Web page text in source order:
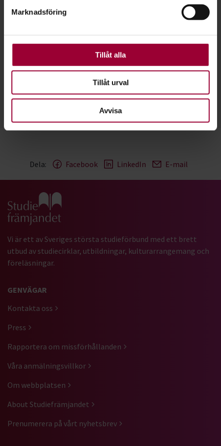
För att du ska få en så bra upplevelse som möjligt
Marknadsföring
Tillåt alla
Tillåt urval
Avvisa
Manuela de Gouveia
Folkbildningsutvecklare
08-555 352 40
Dela: Facebook LinkedIn E-mail
Gå till studiefrämjandets startsida
Vi är ett av Sveriges största studieförbund med ett brett
utbud av studiecirklar, utbildningar, kulturarrangemang och
föreläsningar.
GENVÄGAR
Kontakta oss
Press
Rapportera om missförhållanden
Våra anmälningsvillkor
Om webbplatsen
About Studiefrämjandet
Prenumerera på vårt nyhetsbrev